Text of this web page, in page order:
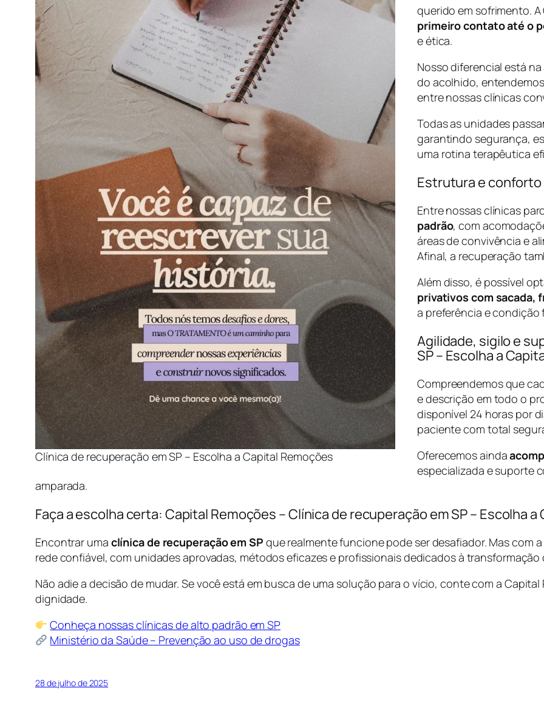
Clínica de recuperação em SP – Escolha a Capital Remoções
querido em sofrimento.
primeiro contato até o
e ética.
Nosso diferencial está
do acolhido,
entre nossas clínicas
Todas as unidades
garantindo segurança,
uma rotina terapêutica
Estrutura e
Entre nossas clínicas
padrão, com
áreas de convivência e
Afinal, a recuperação
Além disso, é possível
privativos com sacada,
a preferência e condição
Agilidade, sigilo e
SP – Escolha a
Compreendemos que
e descrição em todo o
disponível 24 horas por
paciente com total
Oferecemos ainda
especializada e suporte
amparada.
Faça a escolha certa: Capital Remoções – Clínica de recuperação em SP – Escolha
Encontrar uma clínica de recuperação em SP que realmente funcione pode ser desafiador. Mas com a
rede confiável, com unidades aprovadas, métodos eficazes e profissionais dedicados à transformação
Não adie a decisão de mudar. Se você está em busca de uma solução para o vício, conte com a
dignidade.
Conheça nossas clínicas de alto padrão em SP
Ministério da Saúde – Prevenção ao uso de drogas
28 de julho de 2025